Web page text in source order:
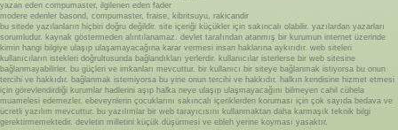
yazan eden compumaster, ilgilenen eden fader
modere edenler basond, compumaster, fraise, kibritsuyu, rakicandir
bu sitede yazılanların hiçbiri doğru değildir. site içeriği küçükler için sakıncalı olabilir. yazılardan yazarları
sorumludur. kaynak göstermeden alıntılanamaz. devlet tarafından atanmış bir kurumun internet üzerinde
kimin hangi bilgiye ulaşıp ulaşamayacağına karar vermesi insan haklarına aykırıdır. web siteleri
kullanıcıların istekleri doğrultusunda bağlandıkları yerlerdir. kullanıcılar isterlerse bir web sitesine
bağlanmayabilirler. bu güçleri ve imkanları mevcuttur. bir kullanıcı bir siteye bağlanmak istiyorsa bu onun
tercihi ve hakkıdır. bağlanmak istemiyorsa bu yine onun tercihi ve hakkıdır. halkın kendisine hizmet etmesi
için görevlendirdiği kurumlar hadlerini aşıp halka neye ulaşıp ulaşmayacağını bilmeyen cahil cühela
muamelesi edemezler. ebeveynlerin çocuklarını sakıncalı içeriklerden koruması için çok sayıda bedava ve
ücretli yazılım mevcuttur. bu yazılımlar bir web tarayıcısını kullanmaktan daha karmaşık teknik bilgi
gerektirmemektedir. devletin milletini küçük düşürmesi ve ebleh yerine koyması yasaktır.